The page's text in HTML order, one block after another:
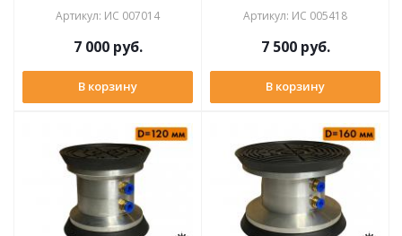
Артикул: ИС 007014
7 000руб.
В корзину
Артикул: ИС 005418
7 500руб.
В корзину